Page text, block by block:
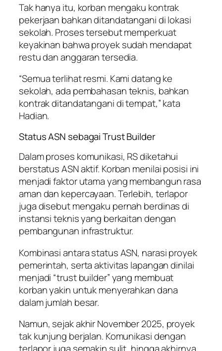
Tak hanya itu, korban mengaku kontrak
pekerjaan bahkan ditandatangani di lokasi
sekolah. Proses tersebut memperkuat
keyakinan bahwa proyek sudah mendapat
restu dan anggaran tersedia.
“Semua terlihat resmi. Kami datang ke
sekolah, ada pembahasan teknis, bahkan
kontrak ditandatangani di tempat,” kata
Hadian.
Status ASN sebagai Trust Builder
Dalam proses komunikasi, RS diketahui
berstatus ASN aktif. Korban menilai posisi ini
menjadi faktor utama yang membangun rasa
aman dan kepercayaan. Terlebih, terlapor
juga disebut mengaku pernah berdinas di
instansi teknis yang berkaitan dengan
pembangunan infrastruktur.
Kombinasi antara status ASN, narasi proyek
pemerintah, serta aktivitas lapangan dinilai
menjadi “trust builder” yang membuat
korban yakin untuk menyerahkan dana
dalam jumlah besar.
Namun, sejak akhir November 2025, proyek
tak kunjung berjalan. Komunikasi dengan